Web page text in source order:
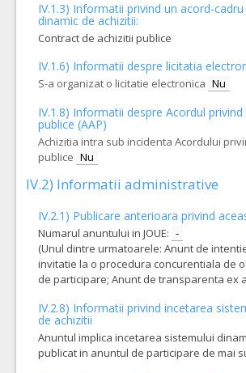
IV.1.3) Informatii privind un acord-
dinamic de achizitii:
Contract de achizitii publice
IV.1.6) Informatii despre licitatia
S-a organizat o licitatie electronica Nu
IV.1.8) Informatii despre Acordul privind
publice (AAP)
Achizitia intra sub incidenta Acordului
publice Nu
IV.2) Informatii administrative
IV.2.1) Publicare anterioara privind
Numarul anuntului in JOUE: -
(Unul dintre urmatoarele: Anunt de
invitatie la o procedura concurentiala de
de participare; Anunt de transparenta ex
IV.2.8) Informatii privind incetarea
de achizitii
Anuntul implica incetarea sistemului
publicat in anuntul de participare de mai